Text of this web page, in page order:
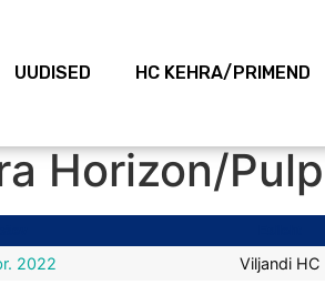
UUDISED HC KEHRA/PRIMEND
Horizon/
2022 Viljandi HC